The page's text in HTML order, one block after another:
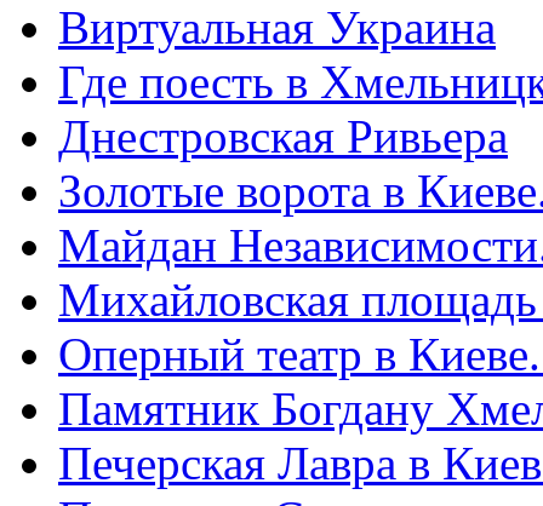
Виртуальная Украина
Где поесть в
Днестровская Ривьера
Золотые ворота в
Майдан
Михайловская
Оперный театр в
Памятник Богдану
Печерская Лавра в